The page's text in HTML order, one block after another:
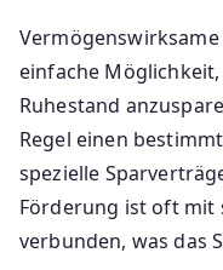
einfache
Ruhestand
Regel einen
spezielle
Förderung ist oft mit
verbunden, was das